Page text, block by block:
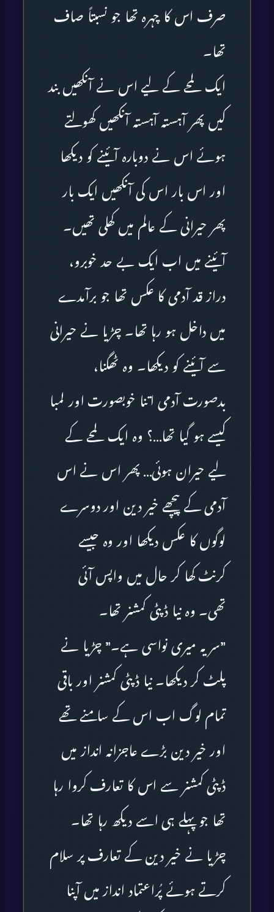
صرف اس کا چہرہ تھا جو نسبتاً صاف
تھا۔
ایک لمحے کے لیے اس نے آنکھیں بند
کیں پھر آہستہ آہستہ آنکھیں کھولتے
ہوئے اس نے دوبارہ آئینے کو دیکھا
اور اس بار اس کی آنکھیں ایک بار
پھر حیرانی کے عالم میں کھلی تھیں۔
آئینے میں اب ایک بے حد خوبرو،
دراز قد آدمی کا عکس تھا جو برآمدے
میں داخل ہو رہا تھا۔ چڑیا نے حیرانی
سے آئینے کو دیکھا۔ وہ ٹھگنا،
بدصورت آدمی اتنا خوبصورت اور لمبا
کیسے ہو گیا تھا…؟ وہ ایک لمحے کے
لیے حیران ہوئی… پھر اس نے اس
آدمی کے پیچھے خیر دین اور دوسرے
لوگوں کا عکس دیکھا اور وہ جیسے
کرنٹ کھا کر حال میں واپس آئی
تھی۔ وہ نیا ڈپٹی کمشنر تھا۔
”سر یہ میری نواسی ہے۔” چڑیا نے
پلٹ کر دیکھا۔ نیا ڈپٹی کمشنر اور باقی
تمام لوگ اب اس کے سامنے تھے
اور خیر دین بڑے عاجزانہ انداز میں
ڈپٹی کمشنر سے اس کا تعارف کروا رہا
تھا جو پہلے ہی اسے دیکھ رہا تھا۔
چڑیا نے خیر دین کے تعارف پر سلام
کرتے ہوئے پُراعتماد انداز میں آپنا